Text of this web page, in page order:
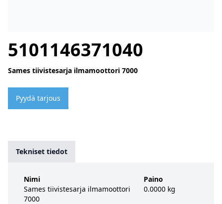
5101146371040
Sames tiivistesarja ilmamoottori 7000
Pyydä tarjous
Tekniset tiedot
Nimi
Sames tiivistesarja ilmamoottori
7000
Paino
0.0000 kg